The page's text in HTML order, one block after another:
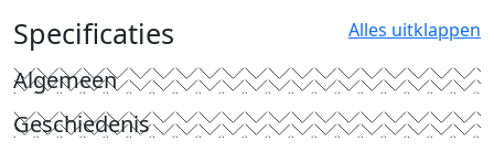
Specificaties Alles uitklappen
Algemeen
Geschiedenis